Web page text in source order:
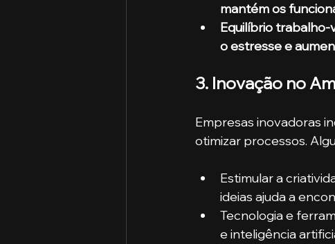
mantém os
Equilíbrio trabalho-
o estresse e
3. Inovação no
Empresas inovadoras
otimizar processos.
Estimular a
ideias ajuda a
Tecnologia e
e inteligência